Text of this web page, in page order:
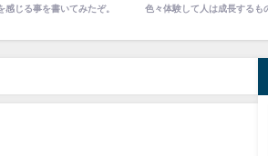
感じる事を書いてみたぞ。 色々体験して人は成長するも